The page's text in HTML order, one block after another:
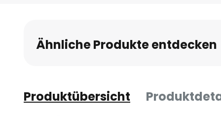
Ähnliche Produkte entdecken
Produktübersicht